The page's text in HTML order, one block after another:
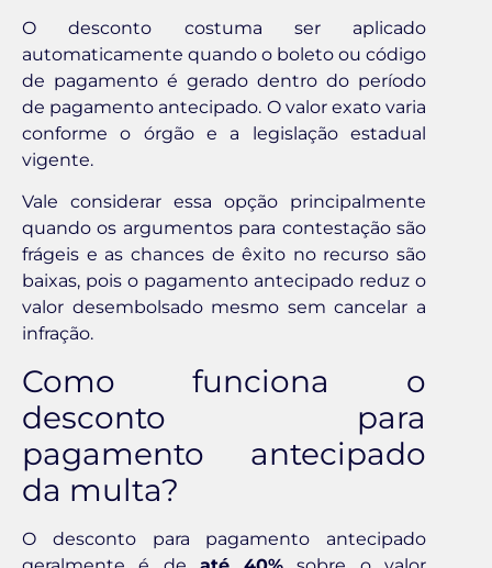
O desconto costuma ser aplicado
automaticamente quando o boleto ou código
de pagamento é gerado dentro do período
de pagamento antecipado. O valor exato varia
conforme o órgão e a legislação estadual
vigente.
Vale considerar essa opção principalmente
quando os argumentos para contestação são
frágeis e as chances de êxito no recurso são
baixas, pois o pagamento antecipado reduz o
valor desembolsado mesmo sem cancelar a
infração.
Como funciona o
desconto para
pagamento antecipado
da multa?
O desconto para pagamento antecipado